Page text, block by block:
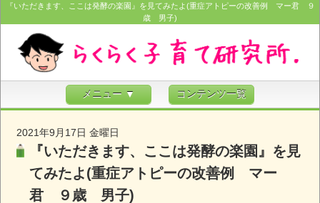
『いただきます、ここは発酵の楽園』を見てみたよ(重症アトピーの改善例 マー君 ９
歳 男子)
メニュー ▼ コンテンツ一覧
2021年9月17日 金曜日
『いただきます、ここは発酵の楽園』を見
てみたよ(重症アトピーの改善例 マー
君 ９歳 男子)